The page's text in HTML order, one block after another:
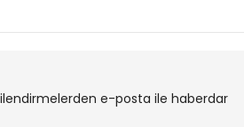
e-posta ile haberdar